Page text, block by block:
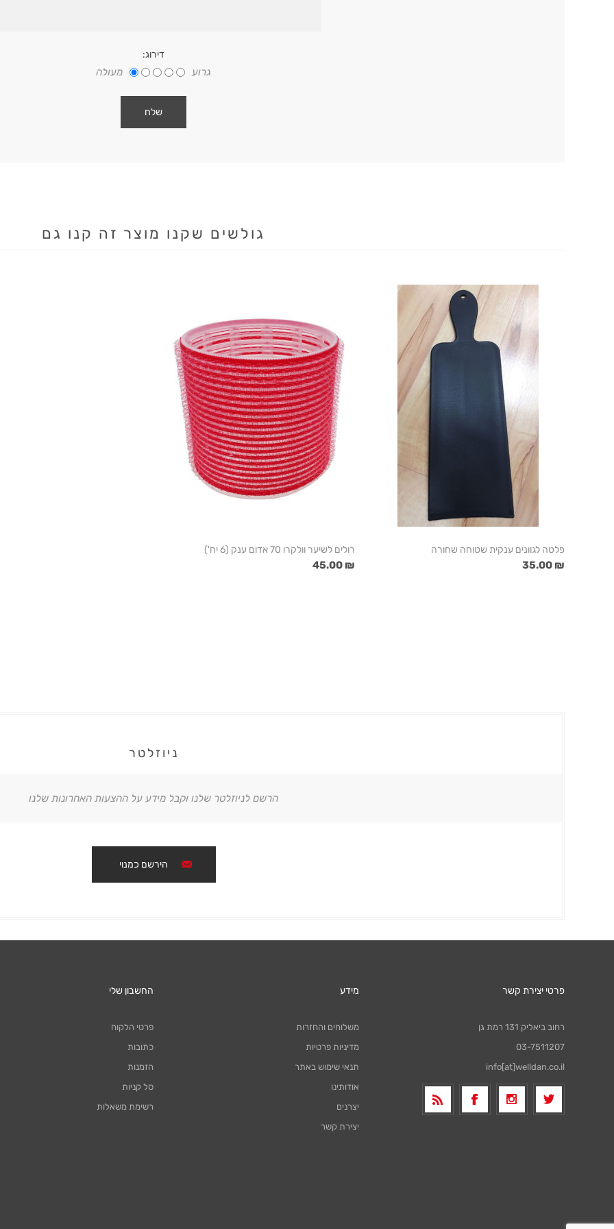
דירוג:
גרוע מעולה
גולשים שקנו מוצר זה קנו גם
פלטה לגוונים ענקית שטוחה שחורה
₪ 35.00
רולים לשיער וולקרו 70 אדום ענק (6 יח')
₪ 45.00
ניוזלטר
הרשם לניוזלטר שלנו וקבל מידע על ההצעות האחרונות שלנו
הירשם כמנוי
פרטי יצירת קשר
רחוב ביאליק 131 רמת גן
03-7511207
info[at]welldan.co.il
מידע
משלוחים והחזרות
מדיניות פרטיות
תנאי שימוש באתר
אודותינו
יצרנים
יצירת קשר
החשבון שלי
פרטי הלקוח
כתובות
הזמנות
סל קניות
רשימת משאלות